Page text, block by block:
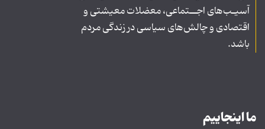
آسیـب‌های اجــتماعی، معضلات معیشتی و
اقتصادی و چالش‌های سیاسی در زندگی مردم
باشد.
ما اینجاییم